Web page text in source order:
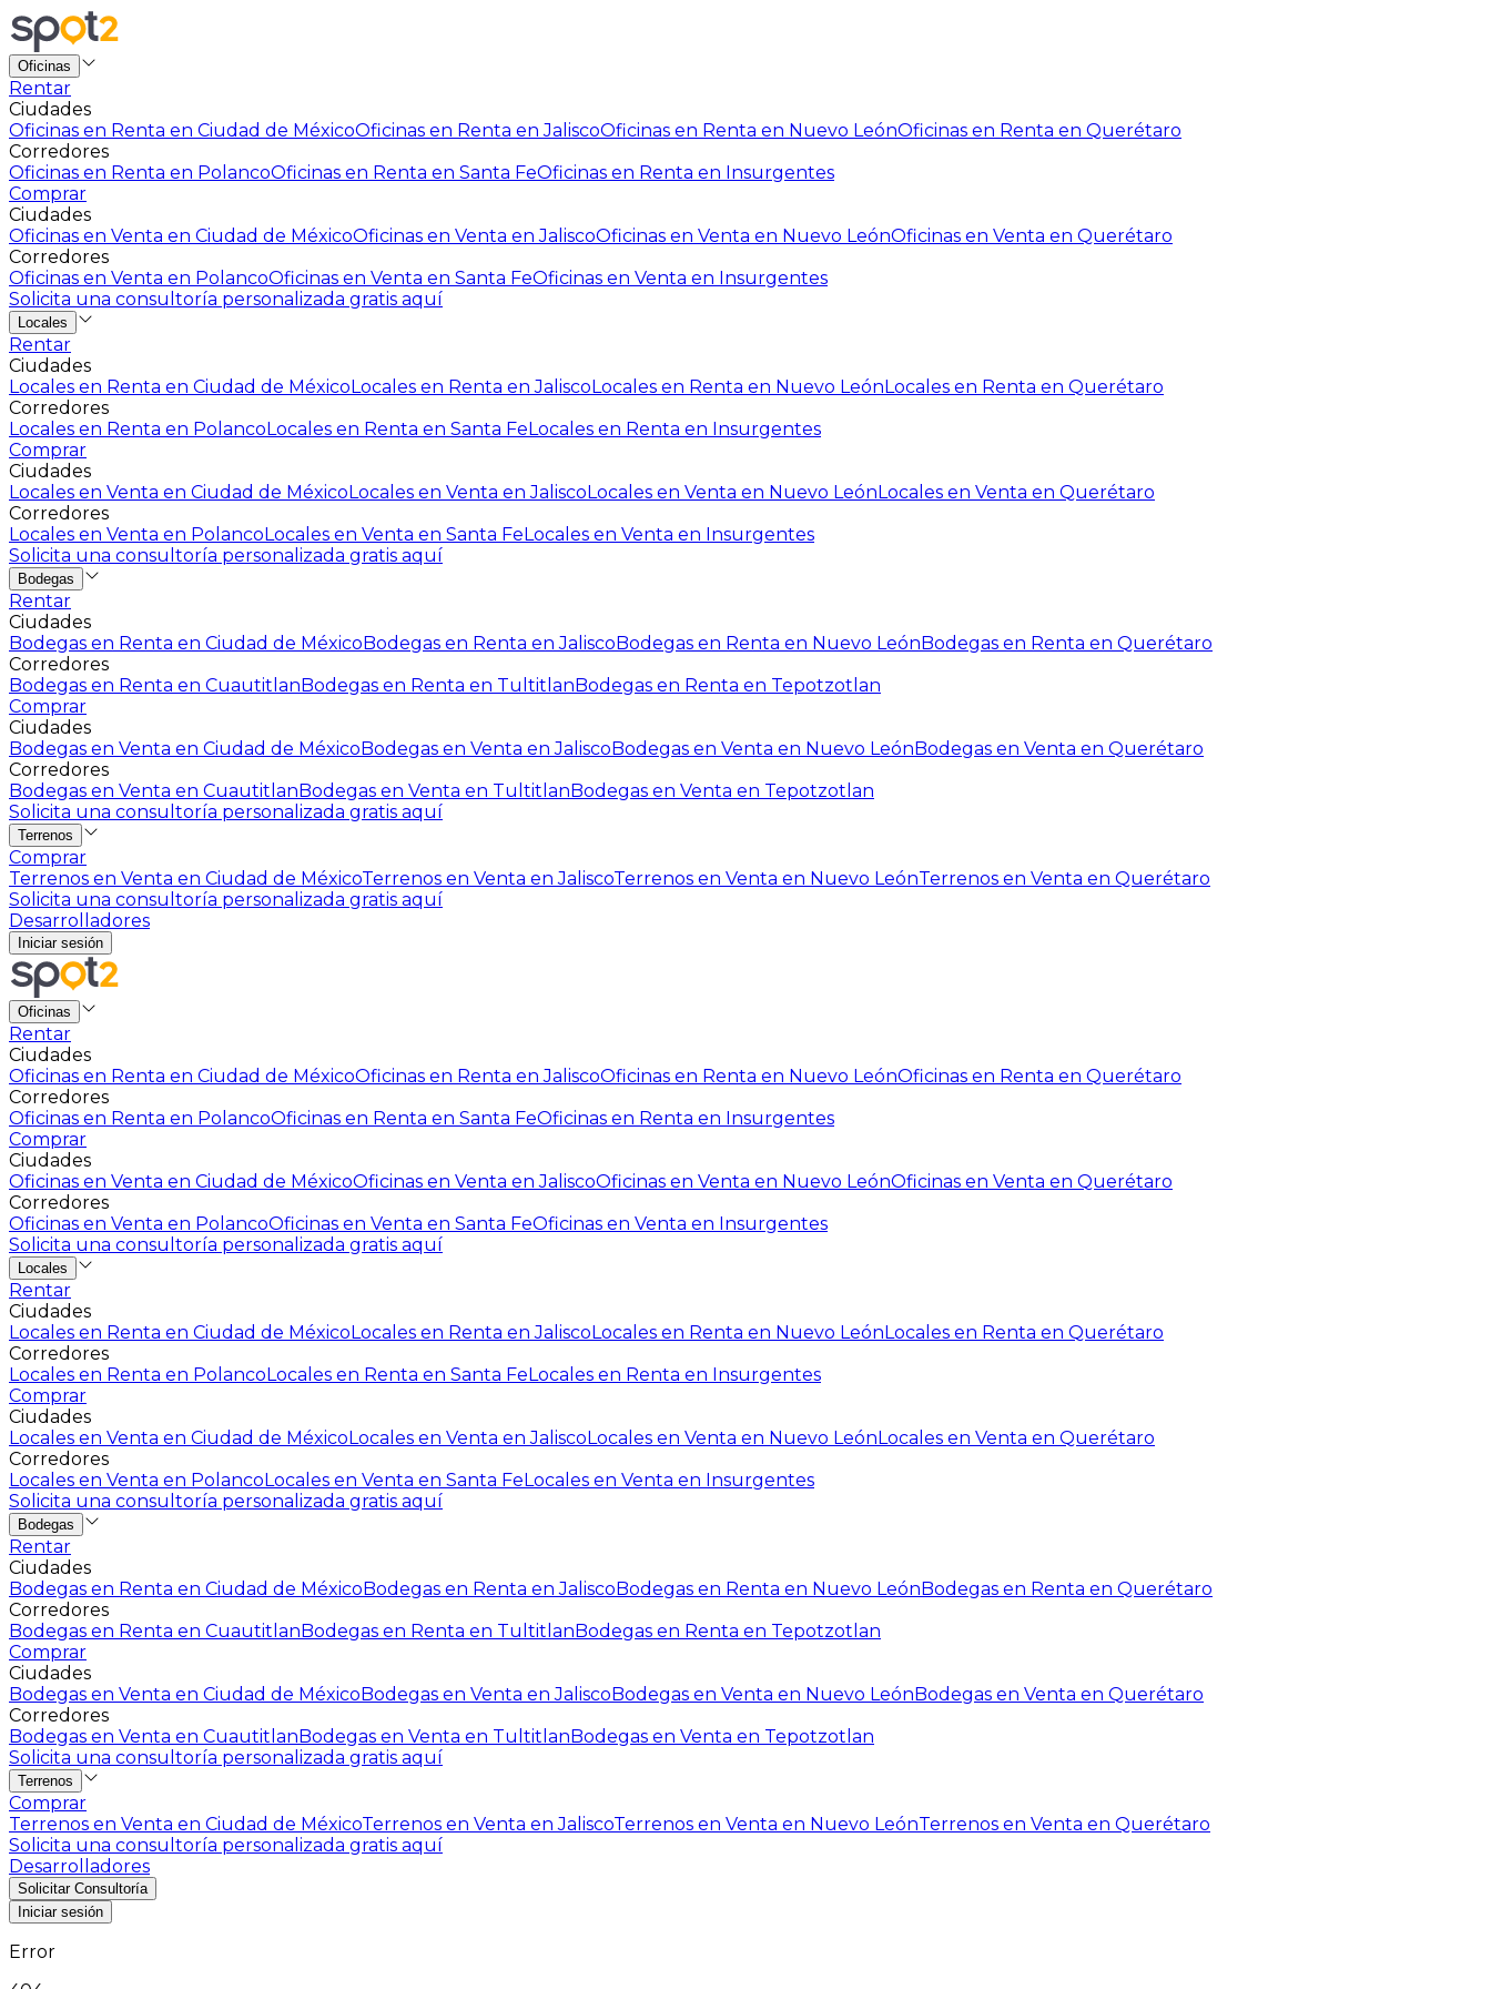
Oficinas
Rentar
Ciudades
Oficinas en Renta en Ciudad de MéxicoOficinas en Renta en JaliscoOficinas en Renta en Nuevo LeónOficinas en Renta en Querétaro
Corredores
Oficinas en Renta en PolancoOficinas en Renta en Santa FeOficinas en Renta en Insurgentes
Comprar
Ciudades
Oficinas en Venta en Ciudad de MéxicoOficinas en Venta en JaliscoOficinas en Venta en Nuevo LeónOficinas en Venta en Querétaro
Corredores
Oficinas en Venta en PolancoOficinas en Venta en Santa FeOficinas en Venta en Insurgentes
Solicita una consultoría personalizada gratis aquí
Locales
Rentar
Ciudades
Locales en Renta en Ciudad de MéxicoLocales en Renta en JaliscoLocales en Renta en Nuevo LeónLocales en Renta en Querétaro
Corredores
Locales en Renta en PolancoLocales en Renta en Santa FeLocales en Renta en Insurgentes
Comprar
Ciudades
Locales en Venta en Ciudad de MéxicoLocales en Venta en JaliscoLocales en Venta en Nuevo LeónLocales en Venta en Querétaro
Corredores
Locales en Venta en PolancoLocales en Venta en Santa FeLocales en Venta en Insurgentes
Solicita una consultoría personalizada gratis aquí
Bodegas
Rentar
Ciudades
Bodegas en Renta en Ciudad de MéxicoBodegas en Renta en JaliscoBodegas en Renta en Nuevo LeónBodegas en Renta en Querétaro
Corredores
Bodegas en Renta en CuautitlanBodegas en Renta en TultitlanBodegas en Renta en Tepotzotlan
Comprar
Ciudades
Bodegas en Venta en Ciudad de MéxicoBodegas en Venta en JaliscoBodegas en Venta en Nuevo LeónBodegas en Venta en Querétaro
Corredores
Bodegas en Venta en CuautitlanBodegas en Venta en TultitlanBodegas en Venta en Tepotzotlan
Solicita una consultoría personalizada gratis aquí
Terrenos
Comprar
Terrenos en Venta en Ciudad de MéxicoTerrenos en Venta en JaliscoTerrenos en Venta en Nuevo LeónTerrenos en Venta en Querétaro
Solicita una consultoría personalizada gratis aquí
Desarrolladores
Iniciar sesión
Oficinas
Rentar
Ciudades
Oficinas en Renta en Ciudad de MéxicoOficinas en Renta en JaliscoOficinas en Renta en Nuevo LeónOficinas en Renta en Querétaro
Corredores
Oficinas en Renta en PolancoOficinas en Renta en Santa FeOficinas en Renta en Insurgentes
Comprar
Ciudades
Oficinas en Venta en Ciudad de MéxicoOficinas en Venta en JaliscoOficinas en Venta en Nuevo LeónOficinas en Venta en Querétaro
Corredores
Oficinas en Venta en PolancoOficinas en Venta en Santa FeOficinas en Venta en Insurgentes
Solicita una consultoría personalizada gratis aquí
Locales
Rentar
Ciudades
Locales en Renta en Ciudad de MéxicoLocales en Renta en JaliscoLocales en Renta en Nuevo LeónLocales en Renta en Querétaro
Corredores
Locales en Renta en PolancoLocales en Renta en Santa FeLocales en Renta en Insurgentes
Comprar
Ciudades
Locales en Venta en Ciudad de MéxicoLocales en Venta en JaliscoLocales en Venta en Nuevo LeónLocales en Venta en Querétaro
Corredores
Locales en Venta en PolancoLocales en Venta en Santa FeLocales en Venta en Insurgentes
Solicita una consultoría personalizada gratis aquí
Bodegas
Rentar
Ciudades
Bodegas en Renta en Ciudad de MéxicoBodegas en Renta en JaliscoBodegas en Renta en Nuevo LeónBodegas en Renta en Querétaro
Corredores
Bodegas en Renta en CuautitlanBodegas en Renta en TultitlanBodegas en Renta en Tepotzotlan
Comprar
Ciudades
Bodegas en Venta en Ciudad de MéxicoBodegas en Venta en JaliscoBodegas en Venta en Nuevo LeónBodegas en Venta en Querétaro
Corredores
Bodegas en Venta en CuautitlanBodegas en Venta en TultitlanBodegas en Venta en Tepotzotlan
Solicita una consultoría personalizada gratis aquí
Terrenos
Comprar
Terrenos en Venta en Ciudad de MéxicoTerrenos en Venta en JaliscoTerrenos en Venta en Nuevo LeónTerrenos en Venta en Querétaro
Solicita una consultoría personalizada gratis aquí
Desarrolladores
Solicitar Consultoría
Iniciar sesión
Error